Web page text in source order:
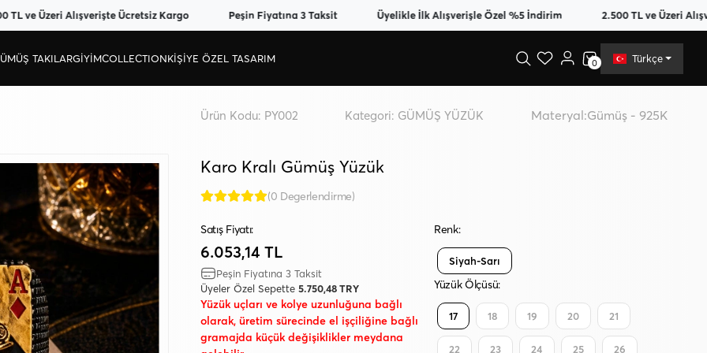
Üzeri Alışverişte Ücretsiz Kargo Peşin Fiyatına 3 Taksit Üyelikle İlk Alışverişle Özel %5 İndirim 2.500 TL ve Üzeri
TAKILARGIYIMCOLLECTIONKİŞİYE ÖZEL TASARIM 0 Türkçe
Ürün Kodu: PY002 Kategori: GÜMÜŞ YÜZÜK Materyal:Gümüş - 925K
Karo Kralı Gümüş Yüzük
(0 Degerlendirme)
Satış Fiyatı:
6.053,14 TL
Peşin Fiyatına 3 Taksit
Üyeler Özel Sepette 5.750,48 TRY
Yüzük uçları ve kolye uzunluğuna bağlı
olarak, üretim sürecinde el işçiliğine bağlı
gramajda küçük değişiklikler meydana
Renk:
Siyah-Sarı
Yüzük Ölçüsü:
17 18 19 20 21
22 23 24 25 26